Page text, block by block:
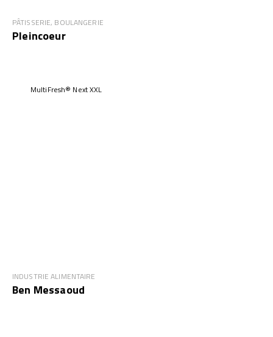
PÂTISSERIE, BOULANGERIE
Pleincoeur
MultiFresh® Next XXL
INDUSTRIE ALIMENTAIRE
Ben Messaoud